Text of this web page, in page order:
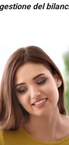
del